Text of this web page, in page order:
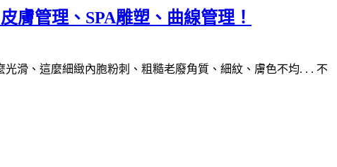
膚管理、SPA雕塑、曲線管理！
滑、這麼細緻內胞粉刺、粗糙老廢角質、細紋、膚色不均. . . 不